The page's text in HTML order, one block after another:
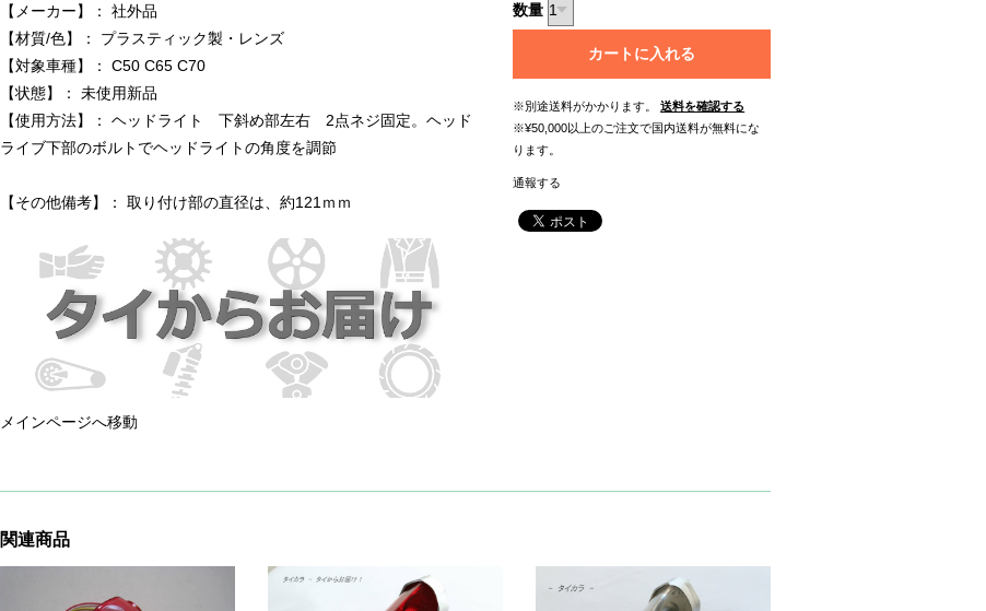
【メーカー】： 社外品
【材質/色】： プラスティック製・レンズ
【対象車種】： C50 C65 C70
【状態】： 未使用新品
【使用方法】： ヘッドライト 下斜め部左右 2点ネジ固定。ヘッド
ライブ下部のボルトでヘッドライトの角度を調節
【その他備考】： 取り付け部の直径は、約121ｍｍ
メインページへ移動
数量
カートに入れる
※別途送料がかかります。
送料を確認する
※¥50,000以上のご注文で国内送料が無料にな
ります。
通報する
関連商品